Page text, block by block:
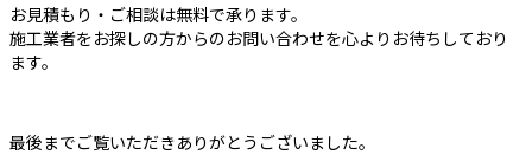
お見積もり・ご相談は無料で承ります。
施工業者をお探しの方からのお問い合わせを心よりお待ちしており
ます。
最後までご覧いただきありがとうございました。